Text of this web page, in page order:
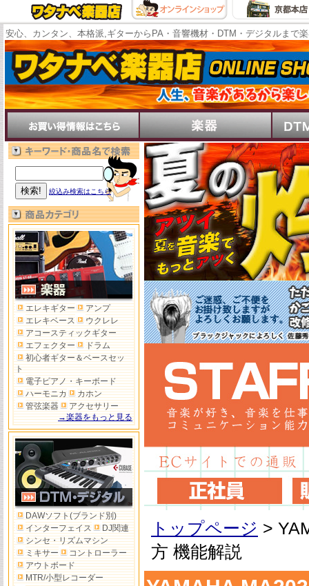
安心、カンタン、本格派,ギターからPA・音響機材・DTM・デジタルまで
絞込み検索はこちら
エレキギター
アンプ
エレキベース
ウクレレ
アコースティックギター
エフェクター
ドラム
初心者ギター＆ベースセッ
ト
電子ピアノ・キーボード
ハーモニカ
カホン
管弦楽器
アクセサリー
→楽器をもっと見る
DAWソフト(ブランド別)
インターフェイス
DJ関連
シンセ・リズムマシン
ミキサー
コントローラー
アウトボード
MTR/小型レコーダー
トップページ >
方 機能解説